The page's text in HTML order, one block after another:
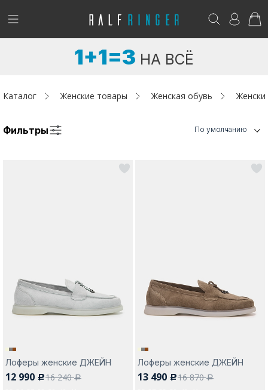
!
Женщинам
Да, все верно Изменить город
Возникли вопросы? - club@ralf.ru
1+1=3 НА ВСЁ
Каталог Женские товары Женская обувь
Фильтры По умолчанию
Лоферы женские ДЖЕЙН
12 990 c16 240a
Лоферы женские ДЖЕЙН
13 490 c16 870a